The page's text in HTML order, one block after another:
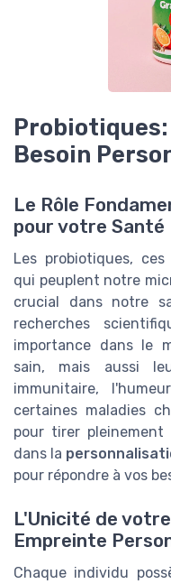
Besoin
Le Rôle
pour votre Santé
Les probiotiques,
qui peuplent notre
crucial dans notre
recherches
importance dans le
sain, mais aussi
immunitaire,
certaines maladies
pour tirer
dans la
pour répondre à vos
L'Unicité de
Empreinte
Chaque individu